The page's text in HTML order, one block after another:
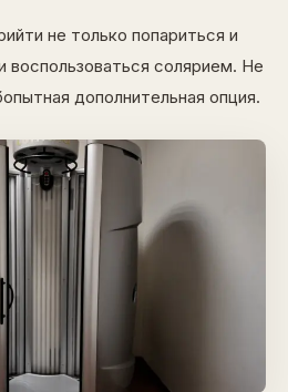
не только попариться и
воспользоваться солярием. Не
дополнительная опция.